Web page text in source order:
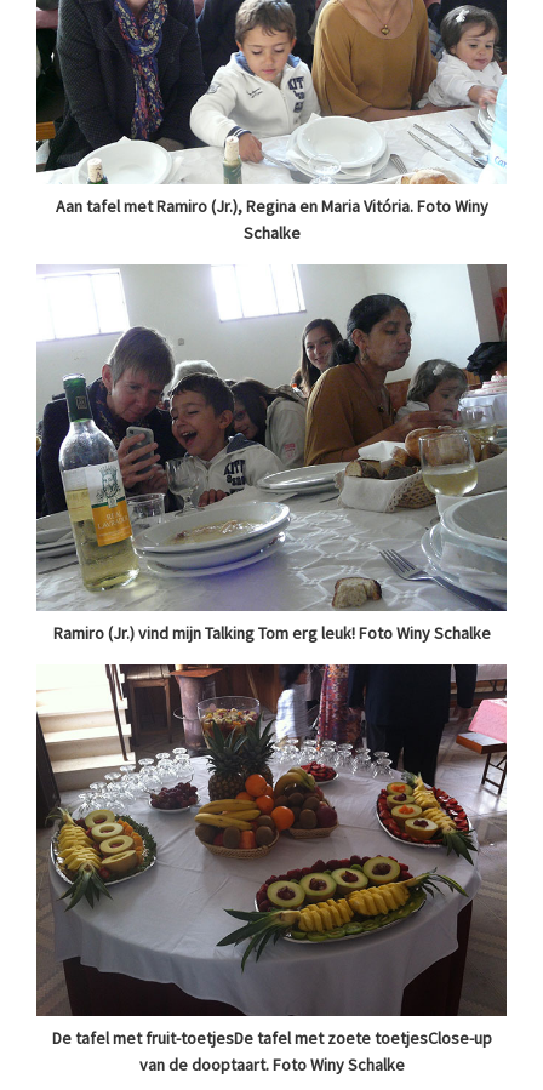
Aan tafel met Ramiro (Jr.), Regina en Maria Vitória. Foto Winy
Schalke
Ramiro (Jr.) vind mijn Talking Tom erg leuk! Foto Winy Schalke
De tafel met fruit-toetjesDe tafel met zoete toetjesClose-up
van de dooptaart. Foto Winy Schalke